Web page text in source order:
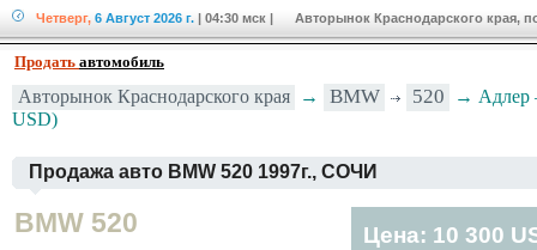
Четверг, 6 Август 2026 г. | 04:30 мск | Авторынок Краснодарского края,
Продать автомобиль
Авторынок Краснодарского края → BMW 520
→ Адлер
USD)
Продажа авто BMW 520 1997г., СОЧИ
BMW 520 Цена: 10 300